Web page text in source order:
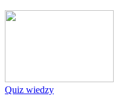
Quiz wiedzy